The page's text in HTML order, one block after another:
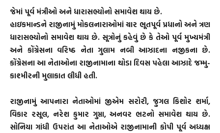
જેમાં પૂર્વ મંત્રીઓ અને ધારાસભ્યોનો સમાવેશ થાય છે.
હાઇકમાન્ડને રાજીનામું મોકલનારાઓમાં ચાર ભૂતપૂર્વ પ્રધાનો અને ત્રણ
ધારાસભ્યોનો સમાવેશ થાય છે. સૂત્રોનું કહેવું છે કે તેઓ પૂર્વ મુખ્યમંત્રી
અને કોંગ્રેસના વરિષ્ઠ નેતા ગુલામ નબી આઝાદના નજીકના છે.
કોંગ્રેસના આ નેતાઓના રાજીનામાના થોડા દિવસ પહેલા આઝાદે જમ્મુ-
કાશ્મીરની મુલાકાત લીધી હતી.
રાજીનામું આપનારા નેતાઓમાં જીએમ સરોરી, જુગલ કિશોર શર્મા,
વિકાર રસૂલ, નરેશ કુમાર ગુપ્તા, અનવર ભટનો સમાવેશ થાય છે.
સોનિયા ગાંધી ઉપરાંત આ નેતાઓએ રાજીનામાની કોપી પૂર્વ અધ્યક્ષ